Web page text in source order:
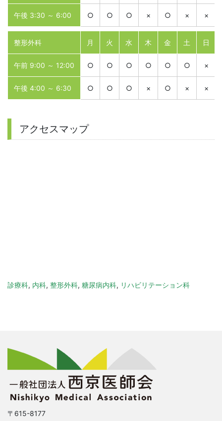
午後 3:30 ～ 6:00 ○ ○ ○ × ○ × ×
整形外科 月 火 水 木 金 土 日
午前 9:00 ～ 12:00 ○ ○ ○ ○ ○ ○ ×
午後 4:00 ～ 6:30 ○ ○ ○ × ○ × ×
アクセスマップ
診療科, 内科, 整形外科, 糖尿病内科, リハビリテーション科
〒615-8177